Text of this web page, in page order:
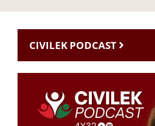
CIVILEK PODCAST